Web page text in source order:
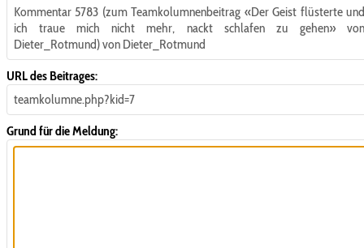
Kommentar 5783 (zum Teamkolumnenbeitrag «Der Geist flüsterte und
ich traue mich nicht mehr, nackt schlafen zu gehen» von
Dieter_Rotmund) von Dieter_Rotmund
URL des Beitrages:
teamkolumne.php?kid=7
Grund für die Meldung: